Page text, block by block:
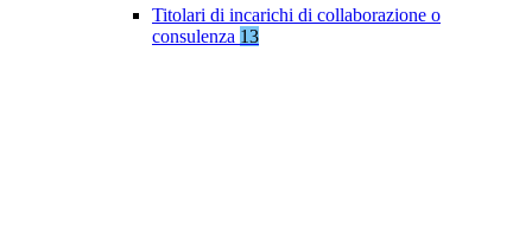
Titolari di incarichi di collaborazione o
consulenza 13